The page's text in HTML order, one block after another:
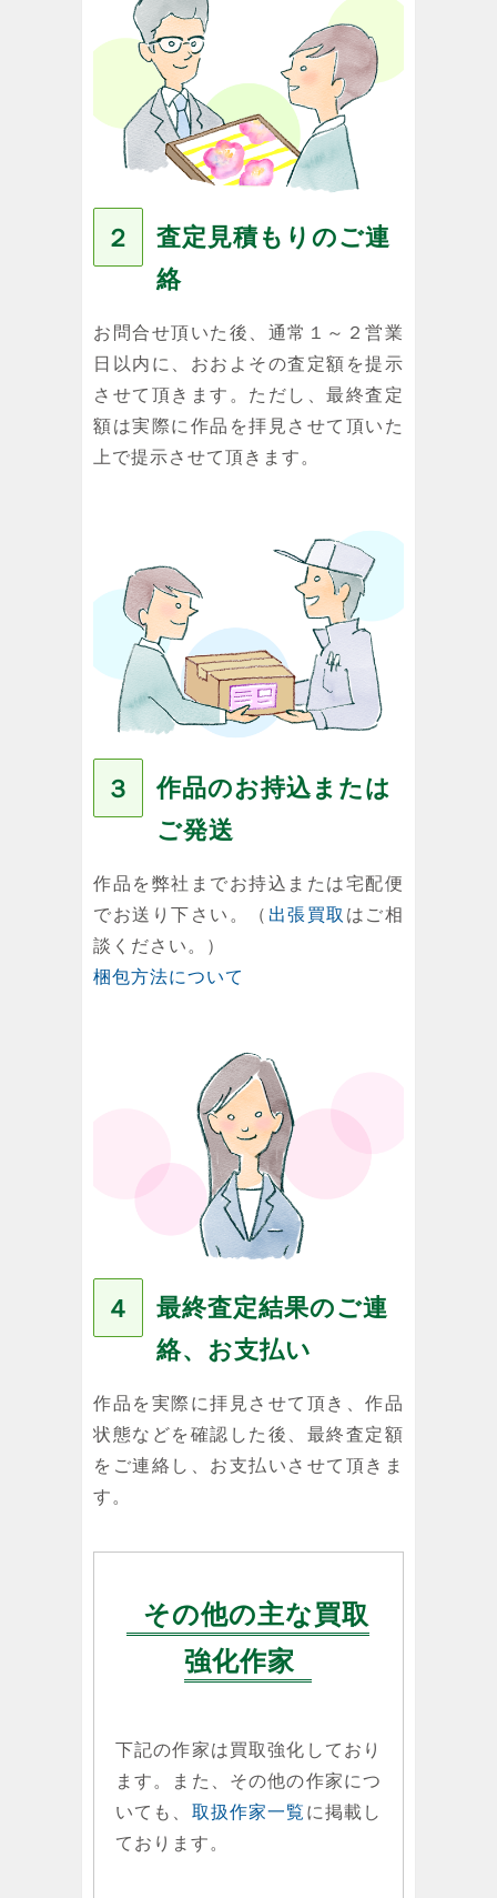
２
査定見積もりのご連
絡
お問合せ頂いた後、通常１～２営業
日以内に、おおよその査定額を提示
させて頂きます。ただし、最終査定
額は実際に作品を拝見させて頂いた
上で提示させて頂きます。
３
作品のお持込または
ご発送
作品を弊社までお持込または宅配便
でお送り下さい。（ 出張買取 はご相
談ください。）
梱包方法について
４
最終査定結果のご連
絡、お支払い
作品を実際に拝見させて頂き、作品
状態などを確認した後、最終査定額
をご連絡し、お支払いさせて頂きま
す。
その他の主な買取
強化作家
下記の作家は買取強化しており
ます。また、その他の作家につ
いても、 取扱作家一覧 に掲載し
ております。